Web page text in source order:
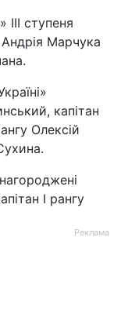
ступеня
Марчука
капітан
Олексій
І рангу
Реклама